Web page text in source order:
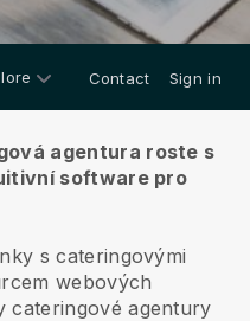
Contact Sign in
agentura roste s
software pro
s cateringovými
webových
cateringové agentury